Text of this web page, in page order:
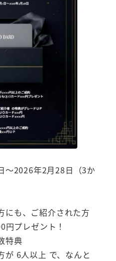
～2026年2月28日（3か
にも、ご紹介された方
円プレゼント！
特典
が 6人以上 で、なんと